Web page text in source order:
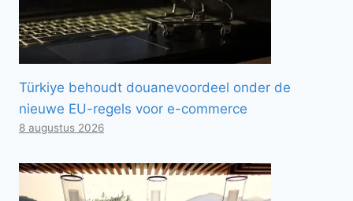
Türkiye behoudt douanevoordeel onder de
nieuwe EU-regels voor e-commerce
8 augustus 2026